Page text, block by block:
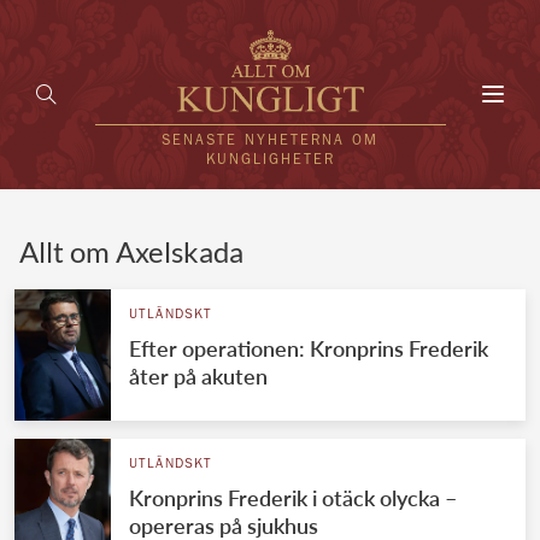
SENASTE NYHETERNA OM
KUNGLIGHETER
UTLÄNDSKT
VÄRLDENS KUNGAHUS
Svenska kungahuset
Brittiska kungahuset
REDAKTION
Allt om Axelskada
UTLÄNDSKT
Efter operationen: Kronprins Frederik
åter på akuten
UTLÄNDSKT
Kronprins Frederik i otäck olycka –
opereras på sjukhus